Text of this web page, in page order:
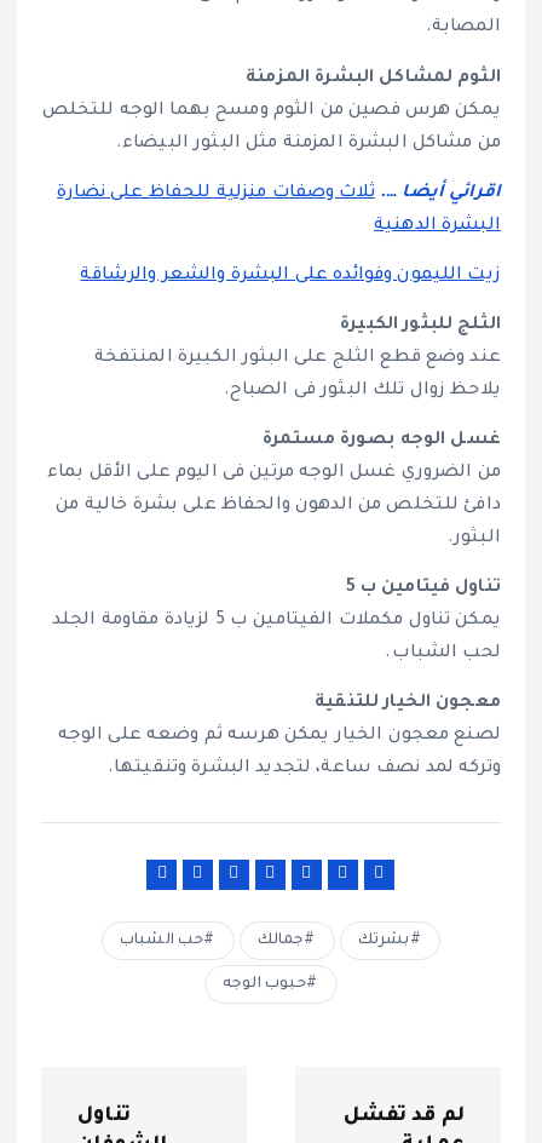
المصابة.
الثوم لمشاكل البشرة المزمنة
يمكن هرس فصين من الثوم ومسح بهما الوجه للتخلص
من مشاكل البشرة المزمنة مثل البثور البيضاء.
اقرائي أيضا …. ثلاث وصفات منزلية للحفاظ على نضارة
البشرة الدهنية
زيت الليمون وفوائده على البشرة والشعر والرشاقة
الثلج للبثور الكبيرة
عند وضع قطع الثلج على البثور الكبيرة المنتفخة
يلاحظ زوال تلك البثور فى الصباح.
غسل الوجه بصورة مستمرة
من الضروري غسل الوجه مرتين فى اليوم على الأقل بماء
دافئ للتخلص من الدهون والحفاظ على بشرة خالية من
البثور.
تناول فيتامين ب 5
يمكن تناول مكملات الفيتامين ب 5 لزيادة مقاومة الجلد
لحب الشباب.
معجون الخيار للتنقية
لصنع معجون الخيار يمكن هرسه ثم وضعه على الوجه
وتركه لمد نصف ساعة، لتجديد البشرة وتنقيتها.
بشرتك جمالك حب الشباب
حبوب الوجه
لم قد تفشل
تناول